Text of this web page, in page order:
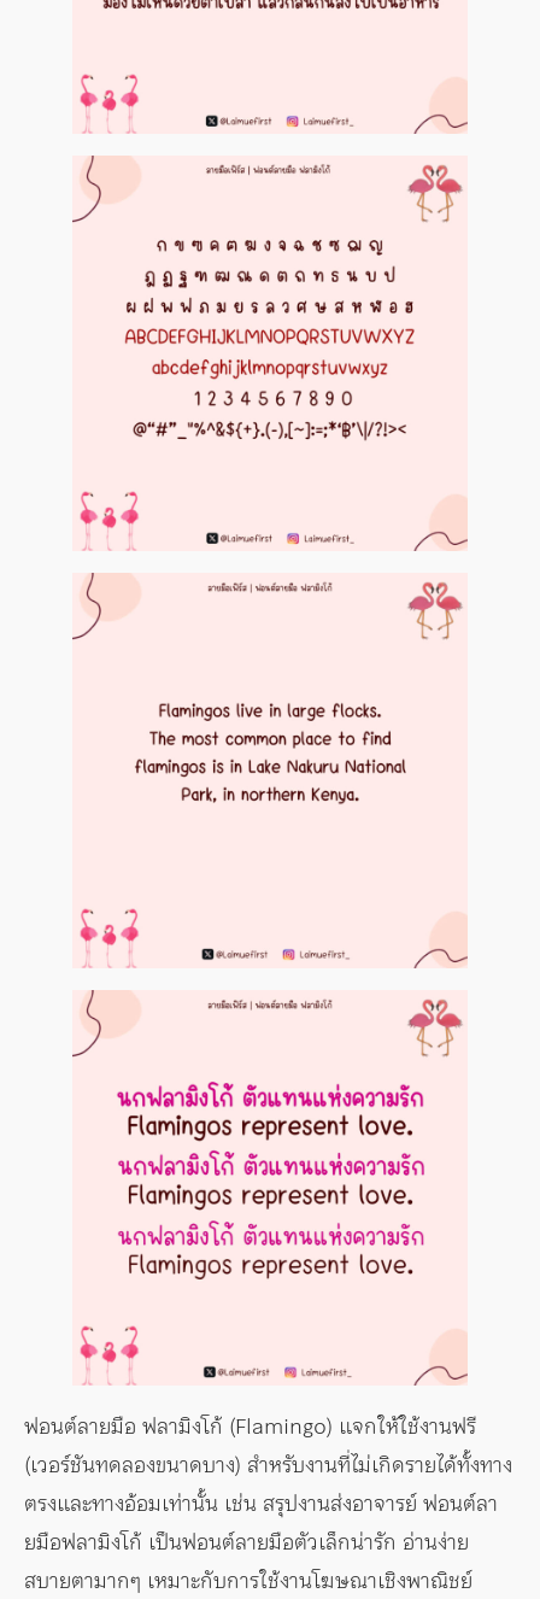
ฟอนต์ลายมือ ฟลามิงโก้ (Flamingo) แจกให้ใช้งานฟรี
(เวอร์ชันทดลองขนาดบาง) สำหรับงานที่ไม่เกิดรายได้ทั้งทาง
ตรงและทางอ้อมเท่านั้น เช่น สรุปงานส่งอาจารย์ ฟอนต์ลา
ยมือฟลามิงโก้ เป็นฟอนต์ลายมือตัวเล็กน่ารัก อ่านง่าย
สบายตามากๆ เหมาะกับการใช้งานโฆษณาเชิงพาณิชย์